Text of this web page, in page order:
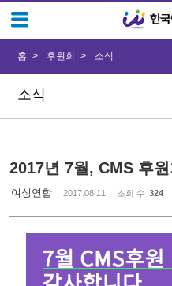
소식
홈 후원회 소식
2017년 7월, CMS 후
여성연합 2017.08.11 조회 수 324